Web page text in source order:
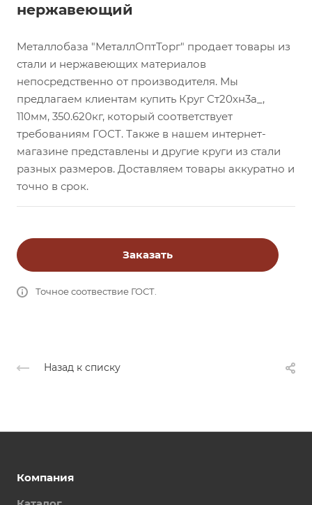
нержавеющий
Металлобаза "МеталлОптТорг" продает товары из
стали и нержавеющих материалов
непосредственно от производителя. Мы
предлагаем клиентам купить Круг Ст20хн3а_,
110мм, 350.620кг, который соответствует
требованиям ГОСТ. Также в нашем интернет-
магазине представлены и другие круги из стали
разных размеров. Доставляем товары аккуратно и
точно в срок.
Заказать
Точное соотвествие ГОСТ.
Назад к списку
Компания